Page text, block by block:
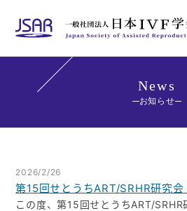
HOME
学会講師紹介
News
お知らせ
2026/2/26
第15回せとうちART/SRHR研究
この度、第15回せとうちART/